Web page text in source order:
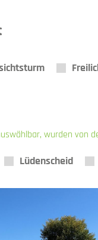
wurden von
Lüdenscheid